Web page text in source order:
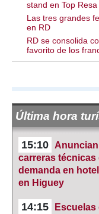
stand en Top Resa
Las tres grandes
en RD
RD se consolida
favorito de los
Última hora
15:10
carreras técnicas
demanda en
en Higuey
14:15